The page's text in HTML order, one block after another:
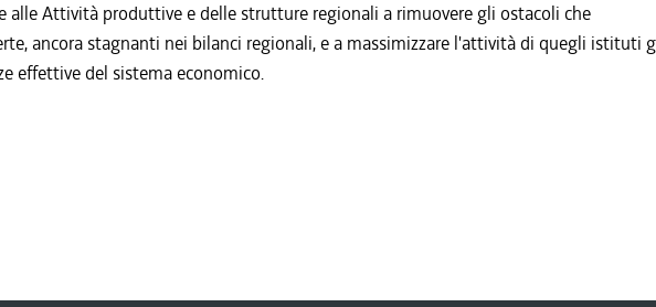
alle Attività produttive e delle strutture regionali a rimuovere gli ostacoli che
ancora stagnanti nei bilanci regionali, e a massimizzare l'attività di quegli istituti
effettive del sistema economico.